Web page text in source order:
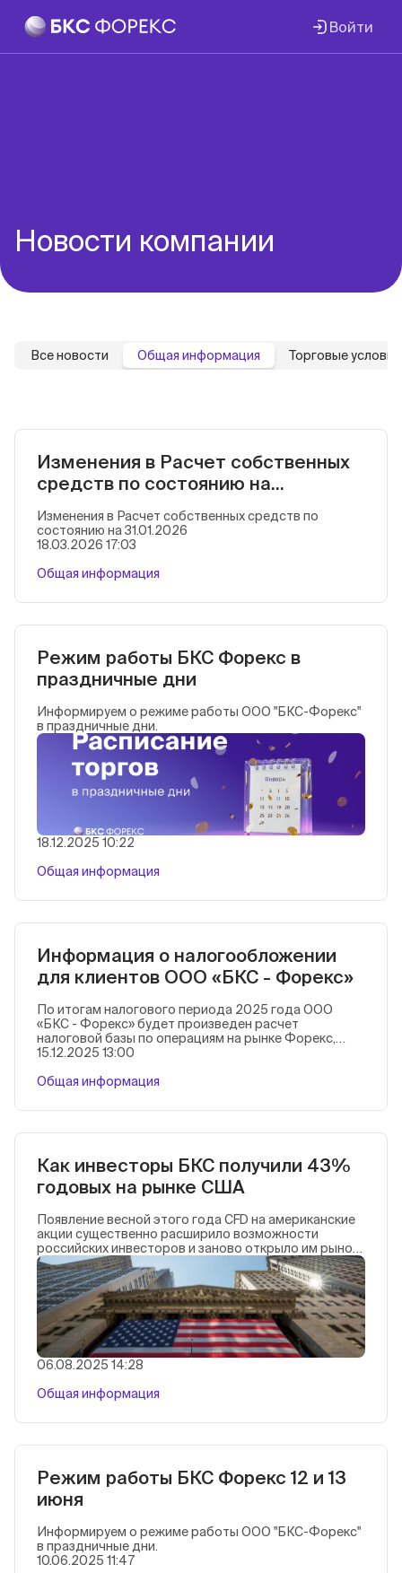
Войти
Новости компании
Все новости Общая информация Торговые условия
Изменения в Расчет собственных
средств по состоянию на
Изменения в Расчет собственных средств по
состоянию на 31.01.2026
18.03.2026 17:03
Общая информация
Режим работы БКС Форекс в
праздничные дни
Информируем о режиме работы ООО "БКС-Форекс"
в праздничные дни.
18.12.2025 10:22
Общая информация
Информация о налогообложении
для клиентов ООО «БКС - Форекс»
По итогам налогового периода 2025 года ООО
«БКС - Форекс» будет произведен расчет
налоговой базы по операциям на рынке Форекс,
исчислен, удержан и возвращен излишне
базы будет произведен с учетом всех операций с
сделками клиентов на рынке Форекс, совершенных в
15.12.2025 13:00
Общая информация
Как инвесторы БКС получили 43%
годовых на рынке США
Появление весной этого года CFD на американские
акции существенно расширило возможности
российских инвесторов и заново открыло им рынок
США. Сейчас клиентам БКС доступны для вложений
более 80 акций и ETF без риска блокировки. Среди
них — Amazon, NVIDIA, Apple, Advanced Micro Devices,
Coinbase, Cisco, фонды Invesco, SPDR и другие
известные имена. Интерес к новому инструменту
продолжает расти, а инвестиции приносят
ощутимые результаты.
06.08.2025 14:28
Общая информация
Режим работы БКС Форекс 12 и 13
июня
Информируем о режиме работы ООО "БКС-Форекс"
в праздничные дни.
10.06.2025 11:47